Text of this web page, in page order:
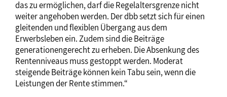
das zu ermöglichen, darf die Regelaltersgrenze nicht
weiter angehoben werden. Der dbb setzt sich für einen
gleitenden und flexiblen Übergang aus dem
Erwerbsleben ein. Zudem sind die Beiträge
generationengerecht zu erheben. Die Absenkung des
Rentenniveaus muss gestoppt werden. Moderat
steigende Beiträge können kein Tabu sein, wenn die
Leistungen der Rente stimmen.“